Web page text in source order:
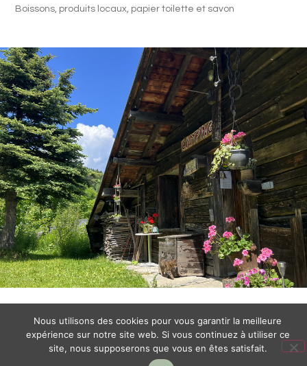
Boissons, produits locaux, papier toilette et savon
Nous utilisons des cookies pour vous garantir la meilleure
expérience sur notre site web. Si vous continuez à utiliser ce
site, nous supposerons que vous en êtes satisfait.